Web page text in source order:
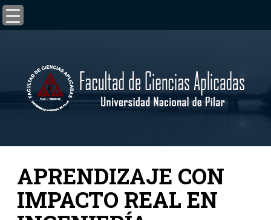
APRENDIZAJE CON
IMPACTO REAL EN